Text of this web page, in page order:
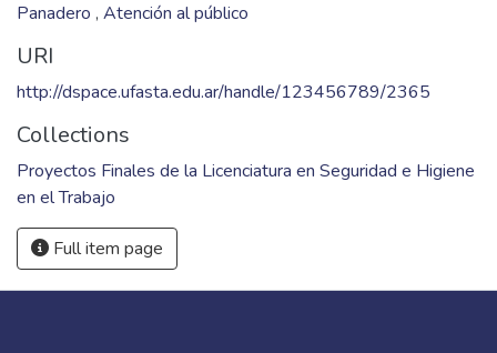
Panadero , Atención al público
URI
http://dspace.ufasta.edu.ar/handle/123456789/2365
Collections
Proyectos Finales de la Licenciatura en Seguridad e Higiene
en el Trabajo
Full item page